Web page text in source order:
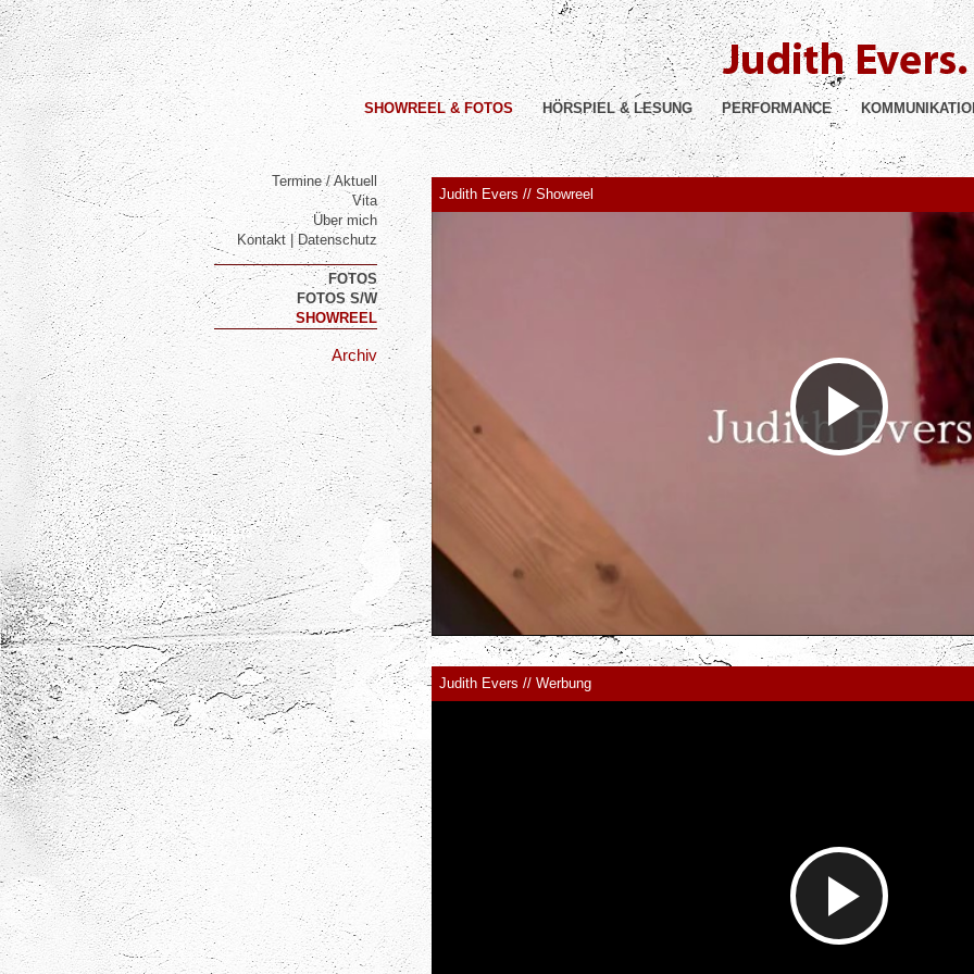
PERFORMANCE
HÖRSPIEL & LESUNG
SHOWREEL & FOTOS
Judith Evers // Showreel
Video
Judith Evers // Werbung
Video
Termine / Aktuell
Vita
Über mich
Kontakt | Datenschutz
FOTOS
FOTOS S/W
SHOWREEL
Archiv